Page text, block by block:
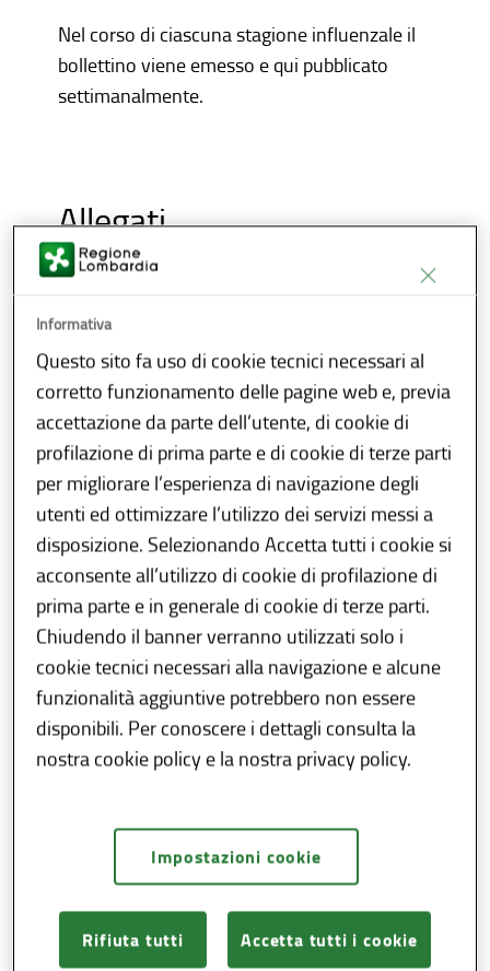
Nel corso di ciascuna stagione influenzale il
bollettino viene emesso e qui pubblicato
settimanalmente.
Allegati
settimana 2026 /dal 27 luglio
al 2 agosto)
Documento PDF - 353.84KbDocumento PDF -
Influnews: Report 30a
settimana 2026 (dal 20 al 26
luglio)
Documento PDF - 359.47Kb Documento PDF -
Influnews: Report 29a
settimana 2026 (dal 13 al 19
luglio)
Influnews: Report 28a
settimana 2026 (dal 6 al 12
luglio)
Informativa
Questo sito fa uso di cookie tecnici necessari al
corretto funzionamento delle pagine web e, previa
accettazione da parte dell’utente, di cookie di
profilazione di prima parte e di cookie di terze parti
per migliorare l’esperienza di navigazione degli
utenti ed ottimizzare l’utilizzo dei servizi messi a
disposizione. Selezionando Accetta tutti i cookie si
acconsente all’utilizzo di cookie di profilazione di
prima parte e in generale di cookie di terze parti.
Chiudendo il banner verranno utilizzati solo i
cookie tecnici necessari alla navigazione e alcune
funzionalità aggiuntive potrebbero non essere
disponibili. Per conoscere i dettagli consulta la
nostra cookie policy e la nostra privacy policy.
Impostazioni cookie
Rifiuta tutti Accetta tutti i cookie